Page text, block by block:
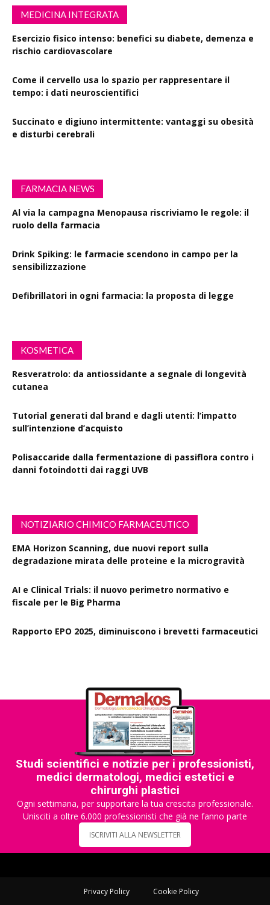
MEDICINA INTEGRATA
Esercizio fisico intenso: benefici su diabete, demenza e
rischio cardiovascolare
Come il cervello usa lo spazio per rappresentare il
tempo: i dati neuroscientifici
Succinato e digiuno intermittente: vantaggi su obesità
e disturbi cerebrali
FARMACIA NEWS
Al via la campagna Menopausa riscriviamo le regole: il
ruolo della farmacia
Drink Spiking: le farmacie scendono in campo per la
sensibilizzazione
Defibrillatori in ogni farmacia: la proposta di legge
KOSMETICA
Resveratrolo: da antiossidante a segnale di longevità
cutanea
Tutorial generati dal brand e dagli utenti: l’impatto
sull’intenzione d’acquisto
Polisaccaride dalla fermentazione di passiflora contro i
danni fotoindotti dai raggi UVB
NOTIZIARIO CHIMICO FARMACEUTICO
EMA Horizon Scanning, due nuovi report sulla
degradazione mirata delle proteine e la microgravità
AI e Clinical Trials: il nuovo perimetro normativo e
fiscale per le Big Pharma
Rapporto EPO 2025, diminuiscono i brevetti farmaceutici
Studi scientifici e notizie per i professionisti,
medici dermatologi, medici estetici e
chirurghi plastici
Ogni settimana, per supportare la tua crescita professionale.
Unisciti a oltre 6.000 professionisti che già ne fanno parte
ISCRIVITI ALLA NEWSLETTER
Privacy Policy Cookie Policy